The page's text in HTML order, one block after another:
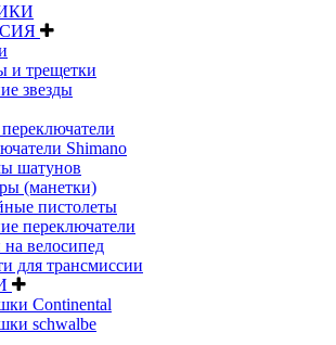
и трещетки
звезды
Shimano
шатунов
(манетки)
пистолеты
переключатели
велосипед
для трансмиссии
Continental
schwalbe